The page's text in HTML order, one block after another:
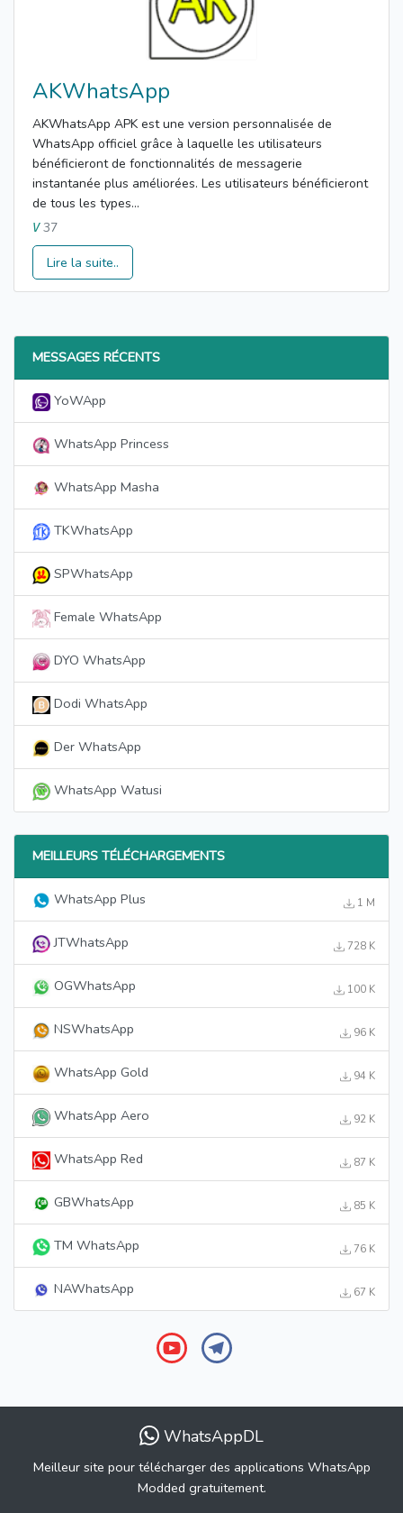
AKWhatsApp
AKWhatsApp APK est une version personnalisée de
WhatsApp officiel grâce à laquelle les utilisateurs
bénéficieront de fonctionnalités de messagerie
instantanée plus améliorées. Les utilisateurs bénéficieront
de tous les types...
V37
Lire la suite..
MESSAGES RÉCENTS
YoWApp
WhatsApp Princess
WhatsApp Masha
TKWhatsApp
SPWhatsApp
Female WhatsApp
DYO WhatsApp
Dodi WhatsApp
Der WhatsApp
WhatsApp Watusi
MEILLEURS TÉLÉCHARGEMENTS
WhatsApp Plus 1 M
JTWhatsApp 728 K
OGWhatsApp 100 K
NSWhatsApp 96 K
WhatsApp Gold 94 K
WhatsApp Aero 92 K
WhatsApp Red 87 K
GBWhatsApp 85 K
TM WhatsApp 76 K
NAWhatsApp 67 K
WhatsAppDL
Meilleur site pour télécharger des applications WhatsApp
Modded gratuitement.